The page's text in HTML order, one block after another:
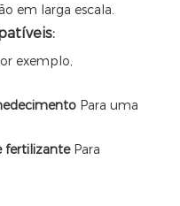
em larga escala.
exemplo,
Para uma
fertilizante Para